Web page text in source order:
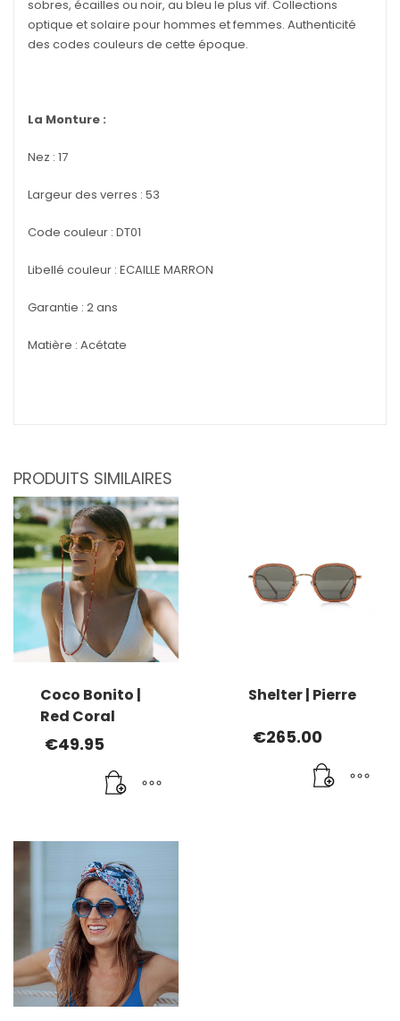
sobres, écailles ou noir, au bleu le plus vif. Collections
optique et solaire pour hommes et femmes. Authenticité
des codes couleurs de cette époque.
La Monture :
Nez : 17
Largeur des verres : 53
Code couleur : DT01
Libellé couleur : ECAILLE MARRON
Garantie : 2 ans
Matière : Acétate
PRODUITS SIMILAIRES
Coco Bonito |
Red Coral
€49.95
Shelter | Pierre
€265.00